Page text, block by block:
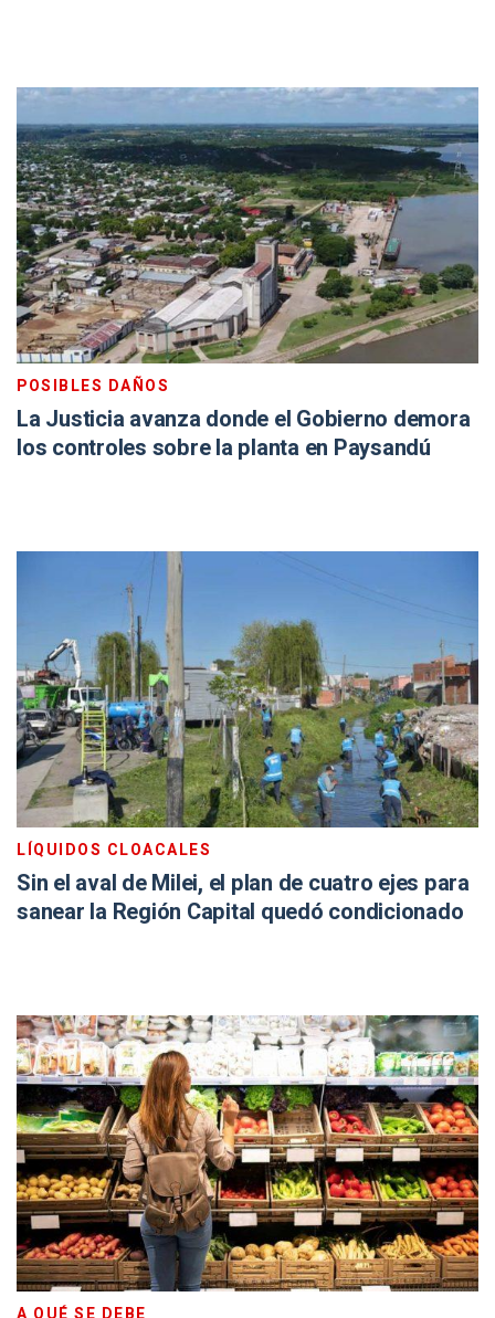
POSIBLES DAÑOS
La Justicia avanza donde el Gobierno demora
los controles sobre la planta en Paysandú
LÍQUIDOS CLOACALES
Sin el aval de Milei, el plan de cuatro ejes para
sanear la Región Capital quedó condicionado